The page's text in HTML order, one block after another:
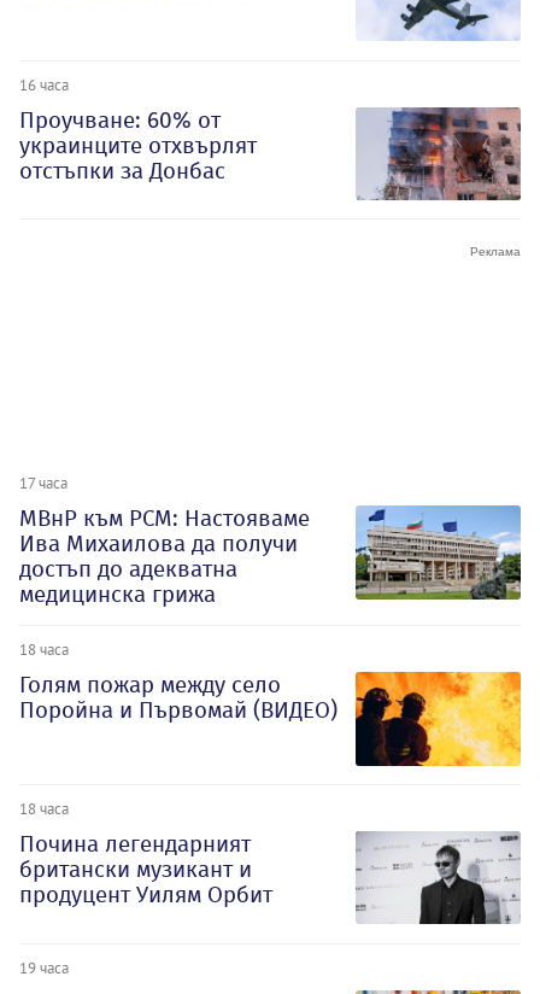
16 часа
Проучване: 60% от
украинците отхвърлят
отстъпки за Донбас
17 часа
МВнР към РСМ: Настояваме
Ива Михаилова да получи
достъп до адекватна
медицинска грижа
18 часа
Голям пожар между село
Поройна и Първомай (ВИДЕО)
18 часа
Почина легендарният
британски музикант и
продуцент Уилям Орбит
19 часа